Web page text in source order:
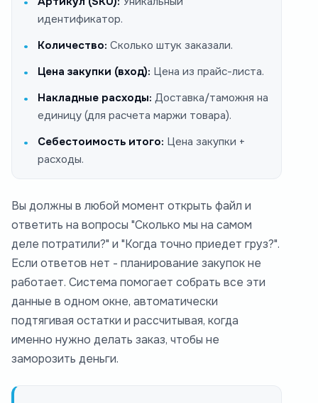
идентификатор.
Количество: Сколько штук заказали.
Цена закупки (вход): Цена из прайс-листа.
Накладные расходы: Доставка/таможня на
единицу (для расчета маржи товара).
Себестоимость итого: Цена закупки +
расходы.
Вы должны в любой момент открыть файл и
ответить на вопросы "Сколько мы на самом
деле потратили?" и "Когда точно приедет груз?".
Если ответов нет - планирование закупок не
работает. Система помогает собрать все эти
данные в одном окне, автоматически
подтягивая остатки и рассчитывая, когда
именно нужно делать заказ, чтобы не
заморозить деньги.